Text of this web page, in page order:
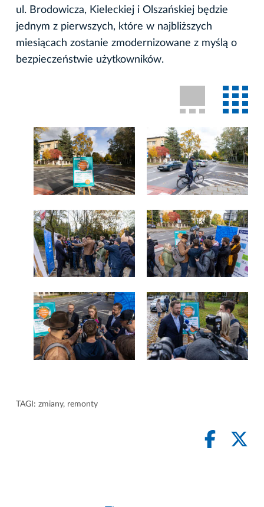
ul. Brodowicza, Kieleckiej i Olszańskiej będzie
jednym z pierwszych, które w najbliższych
miesiącach zostanie zmodernizowane z myślą o
bezpieczeństwie użytkowników.
TAGI: zmiany, remonty